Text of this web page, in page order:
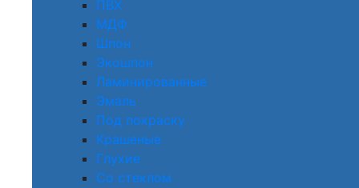
ПВХ
МДФ
Шпон
Экошпон
Ламинированные
Эмаль
Под покраску
Крашеные
Глухие
Со стеклом